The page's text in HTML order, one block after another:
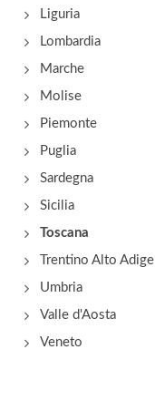
Liguria
Lombardia
Marche
Molise
Piemonte
Puglia
Sardegna
Sicilia
Toscana
Trentino Alto Adige
Umbria
Valle d'Aosta
Veneto